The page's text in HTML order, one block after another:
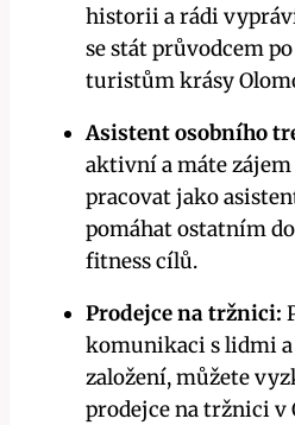
historii a rádi
se stát průvodcem
turistům krásy
Asistent osobního
aktivní a máte
pracovat jako
pomáhat ostatním
fitness cílů.
Prodejce na tržnici:
komunikaci s lidmi a
založení, můžete
prodejce na tržnici v